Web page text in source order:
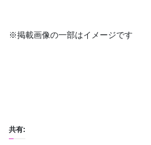
※掲載画像の一部はイメージです
共有: